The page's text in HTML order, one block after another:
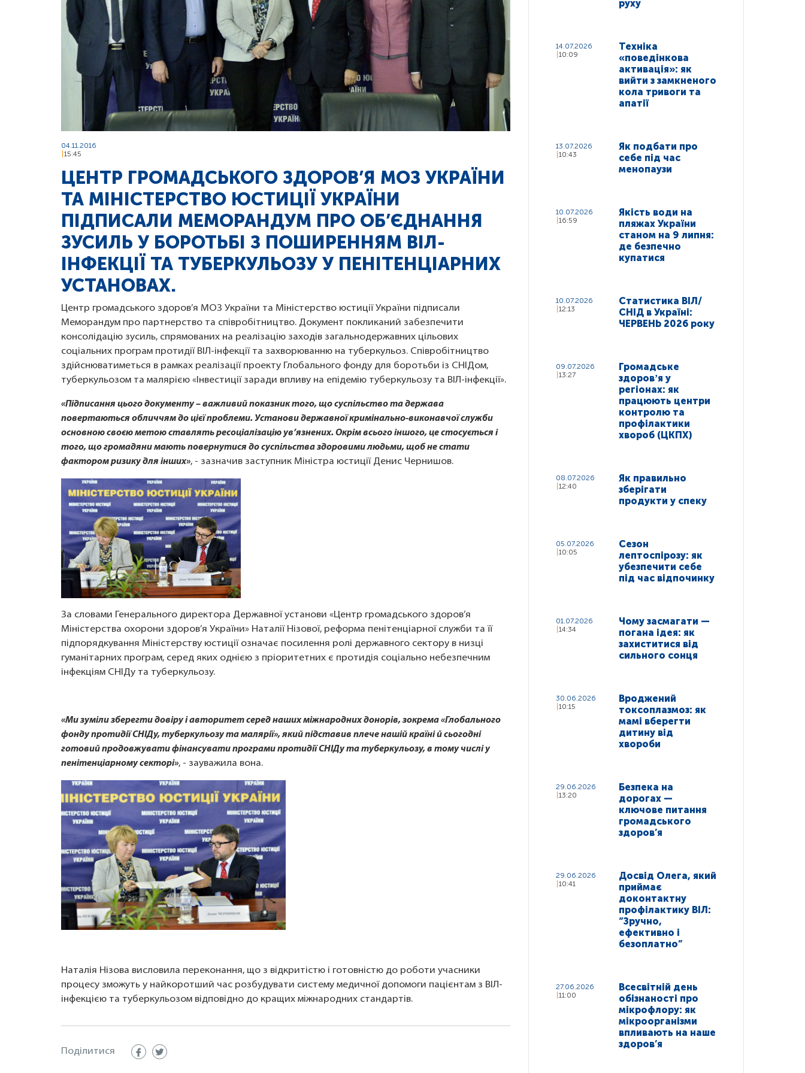
04.11.2016
15:45
ЦЕНТР ГРОМАДСЬКОГО ЗДОРОВ’Я МОЗ УКРАЇНИ
ТА МІНІСТЕРСТВО ЮСТИЦІЇ УКРАЇНИ
ПІДПИСАЛИ МЕМОРАНДУМ ПРО ОБ’ЄДНАННЯ
ЗУСИЛЬ У БОРОТЬБІ З ПОШИРЕННЯМ ВІЛ-
ІНФЕКЦІЇ ТА ТУБЕРКУЛЬОЗУ У ПЕНІТЕНЦІАРНИХ
УСТАНОВАХ.
Центр громадського здоров’я МОЗ України та Міністерство юстиції України підписали
Меморандум про партнерство та співробітництво. Документ покликаний забезпечити
консолідацію зусиль, спрямованих на реалізацію заходів загальнодержавних цільових
соціальних програм протидії ВІЛ-інфекції та захворюванню на туберкульоз. Співробітництво
здійснюватиметься в рамках реалізації проекту Глобального фонду для боротьби із СНІДом,
туберкульозом та малярією «Інвестиції заради впливу на епідемію туберкульозу та ВІЛ-інфекції».
«Підписання цього документу – важливий показник того, що суспільство та держава
повертаються обличчям до цієї проблеми. Установи державної кримінально-виконавчої служби
основною своєю метою ставлять ресоціалізацію ув’язнених. Окрім всього іншого, це стосується і
того, що громадяни мають повернутися до суспільства здоровими людьми, щоб не стати
фактором ризику для інших», - зазначив заступник Міністра юстиції Денис Чернишов.
За словами Генерального директора Державної установи «Центр громадського здоров’я
Міністерства охорони здоров’я України» Наталії Нізової, реформа пенітенціарної служби та її
підпорядкування Міністерству юстиції означає посилення ролі державного сектору в низці
гуманітарних програм, серед яких однією з пріоритетних є протидія соціально небезпечним
інфекціям СНІДу та туберкульозу.
«Ми зуміли зберегти довіру і авторитет серед наших міжнародних донорів, зокрема «Глобального
фонду протидії СНІДу, туберкульозу та малярії», який підставив плече нашій країні й сьогодні
готовий продовжувати фінансувати програми протидії СНІДу та туберкульозу, в тому числі у
пенітенціарному секторі», - зауважила вона.
Наталія Нізова висловила переконання, що з відкритістю і готовністю до роботи учасники
процесу зможуть у найкоротший час розбудувати систему медичної допомоги пацієнтам з ВІЛ-
інфекцією та туберкульозом відповідно до кращих міжнародних стандартів.
Поділитися
руху
14.07.2026
10:09
Техніка
«поведінкова
активація»: як
вийти з замкненого
кола тривоги та
апатії
13.07.2026
10:43
Як подбати про
себе під час
менопаузи
10.07.2026
16:59
Якість води на
пляжах України
станом на 9 липня:
де безпечно
купатися
10.07.2026
12:13
Статистика ВІЛ/
СНІД в Україні:
ЧЕРВЕНЬ 2026 року
09.07.2026
13:27
Громадське
здоровʼя у
регіонах: як
працюють центри
контролю та
профілактики
хвороб (ЦКПХ)
08.07.2026
12:40
Як правильно
зберігати
продукти у спеку
05.07.2026
10:05
Сезон
лептоспірозу: як
убезпечити себе
під час відпочинку
01.07.2026
14:34
Чому засмагати —
погана ідея: як
захиститися від
сильного сонця
30.06.2026
10:15
Вроджений
токсоплазмоз: як
мамі вберегти
дитину від
хвороби
29.06.2026
13:20
Безпека на
дорогах —
ключове питання
громадського
здоров’я
29.06.2026
10:41
Досвід Олега, який
приймає
доконтактну
профілактику ВІЛ:
“Зручно,
ефективно і
безоплатно”
27.06.2026
11:00
Всесвітній день
обізнаності про
мікрофлору: як
мікроорганізми
впливають на наше
здоров’я